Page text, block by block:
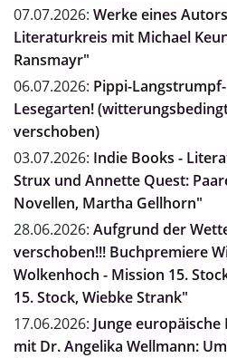
07.07.2026: Werke eines
Literaturkreis mit Michael
Ransmayr"
06.07.2026: Pippi-
Lesegarten!
verschoben)
03.07.2026: Indie Books -
Strux und Annette Quest:
Novellen, Martha Gellhorn"
28.06.2026: Aufgrund der
verschoben!!! Buchpremiere
Wolkenhoch - Mission 15.
15. Stock, Wiebke Strank"
17.06.2026: Junge
mit Dr. Angelika Wellmann: